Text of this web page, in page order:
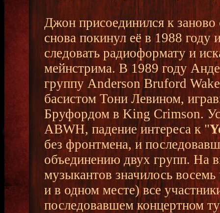
Джон присоединился к
снова покинул её в 1988
следовать радиоформату и
мейнстрима. В 1989 году
группу Anderson Bruford
басистом Тони Левином,
Бруфордом в King Crimson.
ABWH, падение интереса к "
без фронтмена, и
объединению двух групп. На
музыкантов значилось
и в одном месте) все
последовавшем концертном